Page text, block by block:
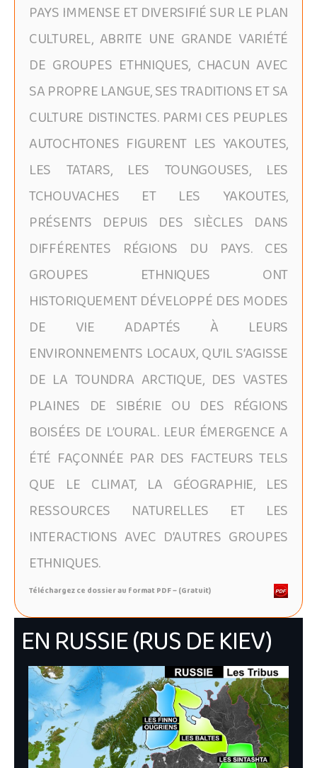
PAYS IMMENSE ET DIVERSIFIÉ SUR LE PLAN
CULTUREL, ABRITE UNE GRANDE VARIÉTÉ
DE GROUPES ETHNIQUES, CHACUN AVEC
SA PROPRE LANGUE, SES TRADITIONS ET SA
CULTURE DISTINCTES. PARMI CES PEUPLES
AUTOCHTONES FIGURENT LES YAKOUTES,
LES TATARS, LES TOUNGOUSES, LES
TCHOUVACHES ET LES YAKOUTES,
PRÉSENTS DEPUIS DES SIÈCLES DANS
DIFFÉRENTES RÉGIONS DU PAYS. CES
GROUPES ETHNIQUES ONT
HISTORIQUEMENT DÉVELOPPÉ DES MODES
DE VIE ADAPTÉS À LEURS
ENVIRONNEMENTS LOCAUX, QU’IL S’AGISSE
DE LA TOUNDRA ARCTIQUE, DES VASTES
PLAINES DE SIBÉRIE OU DES RÉGIONS
BOISÉES DE L’OURAL. LEUR ÉMERGENCE A
ÉTÉ FAÇONNÉE PAR DES FACTEURS TELS
QUE LE CLIMAT, LA GÉOGRAPHIE, LES
RESSOURCES NATURELLES ET LES
INTERACTIONS AVEC D’AUTRES GROUPES
ETHNIQUES.
Téléchargez ce dossier au format PDF – (Gratuit)
EN RUSSIE (RUS DE KIEV)